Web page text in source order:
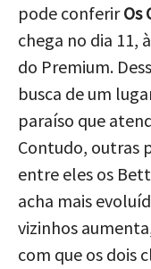
pode conferirOs
chega no dia 11,
do Premium.
busca de um
paraíso que
Contudo, outras
entre eles os
acha mais
vizinhos
com que os dois